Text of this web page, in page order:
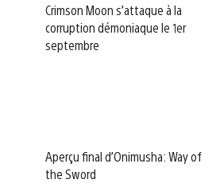
Crimson Moon s’attaque à la
corruption démoniaque le 1er
septembre
Aperçu final d’Onimusha: Way of
the Sword